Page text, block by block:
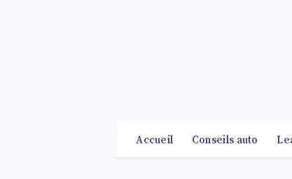
Accueil Conseils auto